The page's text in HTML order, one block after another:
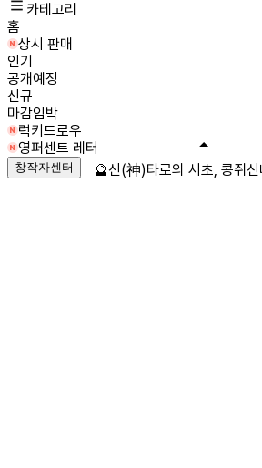
카테고리
홈
상시 판매
인기
공개예정
신규
마감임박
럭키드로우
영퍼센트 레터
창작자센터 🔮신(神)타로의 시초, 콩쥐신